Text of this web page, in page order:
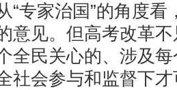
“专家治国”的角度看
意见。但高考改革
全民关心的、涉及
社会参与和监督下